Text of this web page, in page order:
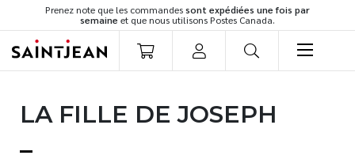
Prenez note que les commandessont expédiées une fois par
semaine et que nous utilisons Postes Canada.
Romans
LA FILLE DE JOSEPH